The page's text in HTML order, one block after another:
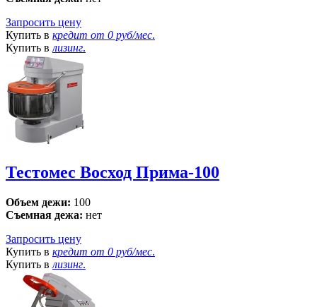
Запросить цену
Купить в кредит от 0 руб/мес.
Купить в лизинг.
Тестомес Восход Прима-100
Объем дежи: 100
Съемная дежа: нет
Запросить цену
Купить в кредит от 0 руб/мес.
Купить в лизинг.